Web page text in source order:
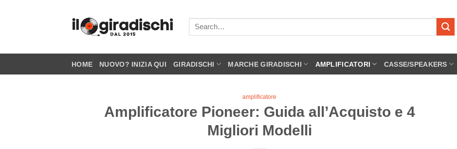
HOME NUOVO? INIZIA QUI GIRADISCHI MARCHE GIRADISCHI AMPLIFICATORI CASSE/SPEAKERS
amplificatore
Amplificatore Pioneer: Guida all’Acquisto e 4
Migliori Modelli